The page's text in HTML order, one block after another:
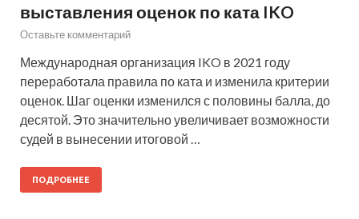
выставления оценок по ката IKO
Оставьте комментарий
Международная организация IKO в 2021 году
переработала правила по ката и изменила критерии
оценок. Шаг оценки изменился с половины балла, до
десятой. Это значительно увеличивает возможности
судей в вынесении итоговой …
ПОДРОБНЕЕ